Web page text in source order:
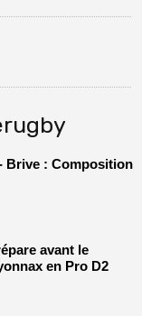
Brive : Composition
avant le
en Pro D2